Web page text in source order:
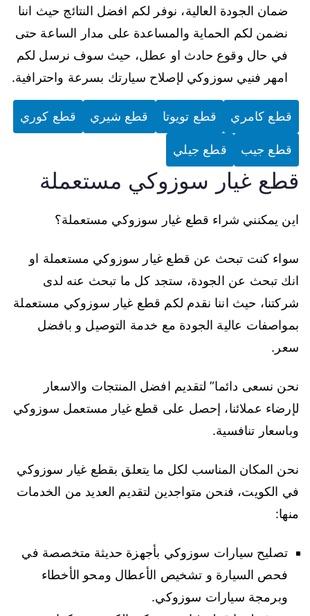
ضمان الجودة العالية، نوفر لكم افضل النتائج حيث اننا
نضمن لكم الحماية والمساعدة على مدار الساعة حتى
في حال وقوع حادث او عطل، حيث سوف نرسل لكم
امهر فنيي سوزوكي لإصلاح سيارتك بسرعة واحترافية.
قطع كامري قطع تويوتا قطع شيري قطع كوري
قطع جيب قطع جيلي
قطع غيار سوزوكي مستعملة
اين يمكنني شراء قطع غيار سوزوكي مستعملة؟
سواء كنت تبحث عن قطع غيار سوزوكي مستعملة او
انك تبحث عن الجودة، ستجد كل ما تبحث عنه لدى
شركتنا، حيث اننا نقدم لكم قطع غيار سوزوكي مستعملة
بمواصفات عالية الجودة مع خدمة التوصيل و بافضل
سعر.
نحن نسعى دائما” لتقديم افضل المنتجات والاسعار
لإرضاء عملائنا، إحصل على قطع غيار مستعمل سوزوكي
وباسعار تنافسية.
نحن المكان المناسب لكل ما يتعلق بقطع غيار سوزوكي
في الكويت، فنحن متواجدين لتقديم العديد من الخدمات
منها:
تصليح سيارات سوزوكي بأجهزة حديثة متخصصة في
فحص السيارة و تشخيص الأعطال ومحو الأخطاء
وبرمجة سيارات سوزوكي.